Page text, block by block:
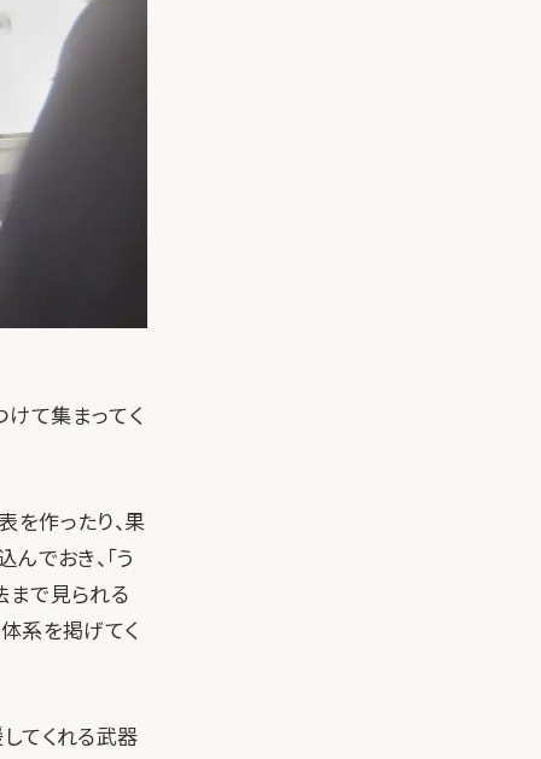
て集まってく
を作ったり、果
でおき、「う
まで見られる
系を掲げてく
てくれる武器